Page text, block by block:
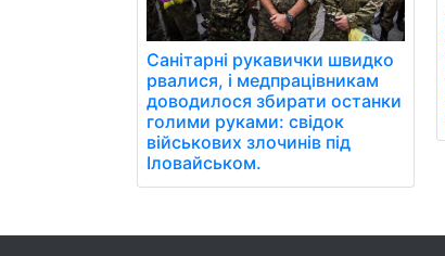
Санітарні рукавички швидко
рвалися, і медпрацівникам
доводилося збирати останки
голими руками: свідок
військових злочинів під
Іловайськом.